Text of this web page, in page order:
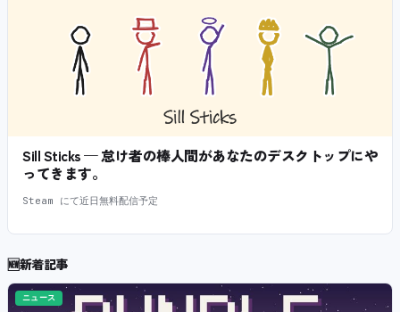
Sill Sticks — 怠け者の棒人間があなたのデスクトップにや
ってきます。
Steam にて近日無料配信予定
🆕新着記事
ニュース